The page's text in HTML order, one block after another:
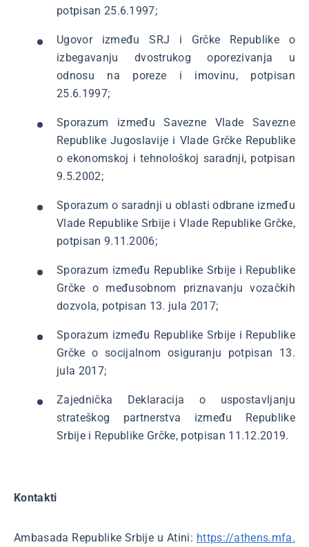
potpisan 25.6.1997;
Ugovor između SRJ i Grčke Republike o
izbegavanju dvostrukog oporezivanja u
odnosu na poreze i imovinu, potpisan
25.6.1997;
Sporazum između Savezne Vlade Savezne
Republike Jugoslavije i Vlade Grčke Republike
o ekonomskoj i tehnološkoj saradnji, potpisan
9.5.2002;
Sporazum o saradnji u oblasti odbrane između
Vlade Republike Srbije i Vlade Republike Grčke,
potpisan 9.11.2006;
Sporazum između Republike Srbije i Republike
Grčke o međusobnom priznavanju vozačkih
dozvola, potpisan 13. jula 2017;
Sporazum između Republike Srbije i Republike
Grčke o socijalnom osiguranju potpisan 13.
jula 2017;
Zajednička Deklaracija o uspostavljanju
strateškog partnerstva između Republike
Srbije i Republike Grčke, potpisan 11.12.2019.
Kontakti
Ambasada Republike Srbije u Atini: https://athens.mfa.